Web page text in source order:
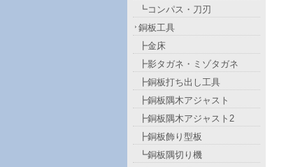
┗コンパス・刀刃
銅板工具
┣金床
┣影タガネ・ミゾタガネ
┣銅板打ち出し工具
┣銅板隅木アジャスト
┣銅板隅木アジャスト2
┣銅板飾り型板
┗銅板隅切り機